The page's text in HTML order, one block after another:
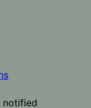
notified